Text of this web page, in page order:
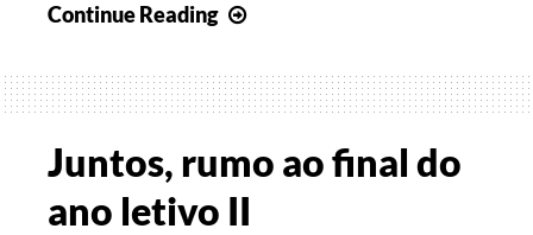
Continue Reading
Dia
Mundial
Criança
Juntos, rumo ao final do
ano letivo II